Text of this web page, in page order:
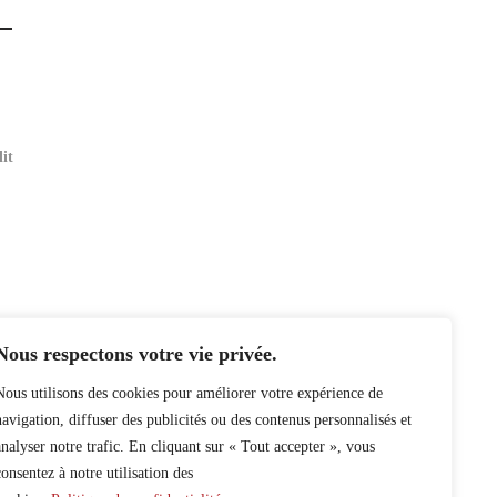
respectons votre vie privée.
utilisons des cookies pour améliorer votre expérience de
diffuser des publicités ou des contenus personnalisés et
notre trafic. En cliquant sur « Tout accepter », vous
à notre utilisation des